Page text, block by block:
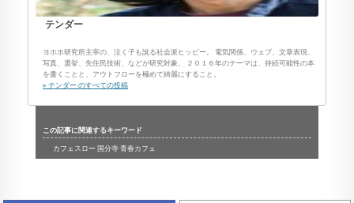
テンダー
ヨホホ研究所主宰の、泣く子も訛る社会派ヒッピー。 電気関係、ウェブ、文章表現、
写真、選挙、先住民技術、などが研究対象。 ２０１６年のテーマは、持続可能性の本
を書くことと、アウトフローを極めて綺麗にすること。
» テンダー のすべての投稿
この記事に関連するキーワード
カフェスロー 国分寺 青春カフェ